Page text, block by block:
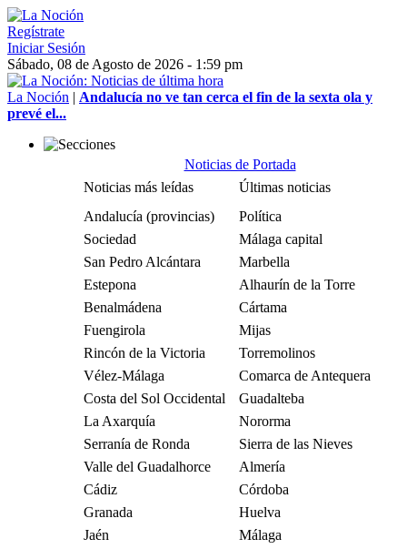
Regístrate
Iniciar Sesión
Sábado, 08 de Agosto de 2026 - 1:59 pm
La Noción | Andalucía no ve tan cerca el fin de la sexta ola y
prevé el...
Noticias de Portada
Noticias más leídas
Últimas noticias
Andalucía (provincias)
Política
Sociedad
Málaga capital
San Pedro Alcántara
Marbella
Estepona
Alhaurín de la Torre
Benalmádena
Cártama
Fuengirola
Mijas
Rincón de la Victoria
Torremolinos
Vélez-Málaga
Comarca de Antequera
Costa del Sol Occidental
Guadalteba
La Axarquía
Nororma
Serranía de Ronda
Sierra de las Nieves
Valle del Guadalhorce
Almería
Cádiz
Córdoba
Granada
Huelva
Jaén
Málaga